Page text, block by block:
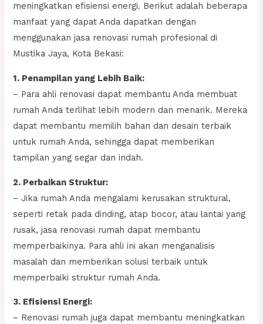
meningkatkan efisiensi energi. Berikut adalah beberapa
manfaat yang dapat Anda dapatkan dengan
menggunakan jasa renovasi rumah profesional di
Mustika Jaya, Kota Bekasi:
1. Penampilan yang Lebih Baik:
– Para ahli renovasi dapat membantu Anda membuat
rumah Anda terlihat lebih modern dan menarik. Mereka
dapat membantu memilih bahan dan desain terbaik
untuk rumah Anda, sehingga dapat memberikan
tampilan yang segar dan indah.
2. Perbaikan Struktur:
– Jika rumah Anda mengalami kerusakan struktural,
seperti retak pada dinding, atap bocor, atau lantai yang
rusak, jasa renovasi rumah dapat membantu
memperbaikinya. Para ahli ini akan menganalisis
masalah dan memberikan solusi terbaik untuk
memperbaiki struktur rumah Anda.
3. Efisiensi Energi:
– Renovasi rumah juga dapat membantu meningkatkan